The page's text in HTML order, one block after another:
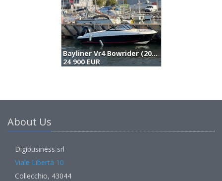
Sea Ray Laguna 17 (1998)
25 000 EUR
About Us
Digibusiness srl
Viale Libertà 10
Collecchio, 43044